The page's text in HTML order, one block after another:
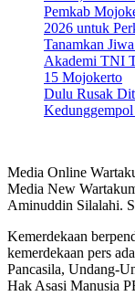
Pemkab
2026 untuk
Tanamkan
Akademi TNI
15 Mojokerto
Dulu Rusak
Media Online
Media New
Aminuddin Silalahi.
Kemerdekaan
kemerdekaan pers
Pancasila, Undang-
Hak Asasi Manusia